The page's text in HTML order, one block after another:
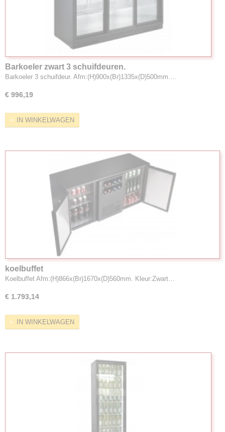
Barkoeler zwart 3 schuifdeuren.
Barkoeler 3 schuifdeur. Afm:(H)900x(Br)1335x(D)500mm.…
€ 996,19
IN WINKELWAGEN
koelbuffet
Koelbuffet Afm:(H)866x(Br)1670x(D)560mm. Kleur:Zwart…
€ 1.793,14
IN WINKELWAGEN